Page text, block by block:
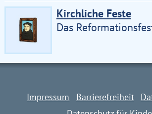
Kirchliche Feste
Das
Impressum Barrierefreiheit
Impressum
Datenschutz für